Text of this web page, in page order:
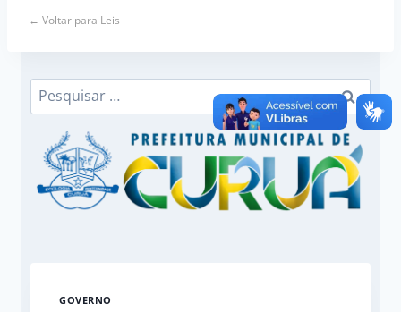
← Voltar para Leis
Pesquisar
por:
GOVERNO